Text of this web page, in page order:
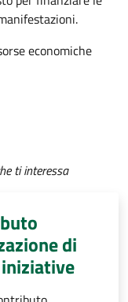
economiche
ti interessa
di